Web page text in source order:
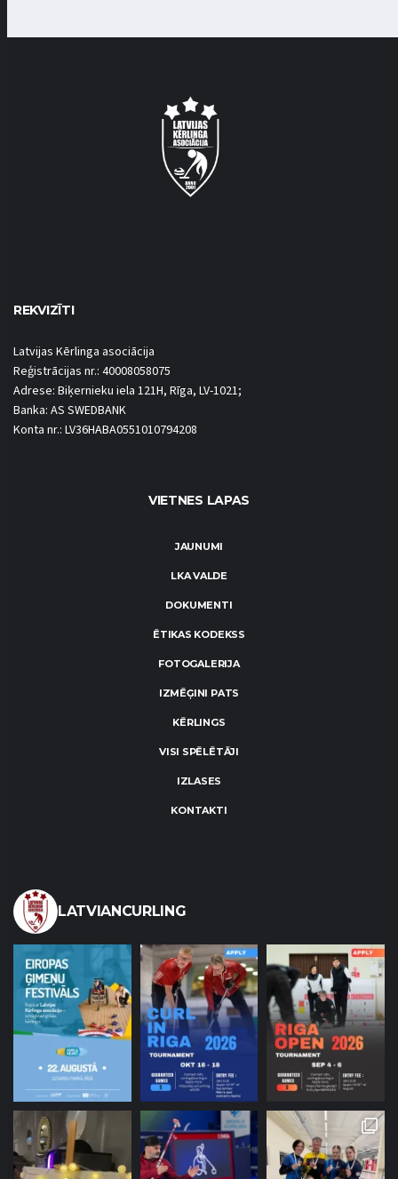
REKVIZĪTI
Latvijas Kērlinga asociācija
Reģistrācijas nr.: 40008058075
Adrese: Biķernieku iela 121H, Rīga, LV-1021;
Banka: AS SWEDBANK
Konta nr.: LV36HABA0551010794208
VIETNES LAPAS
JAUNUMI
LKA VALDE
DOKUMENTI
ĒTIKAS KODEKSS
FOTOGALERIJA
IZMĒĢINI PATS
KĒRLINGS
VISI SPĒLĒTĀJI
IZLASES
KONTAKTI
LATVIANCURLING